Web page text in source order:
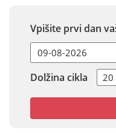
Vpišite prvi dan
Dolžina cikla